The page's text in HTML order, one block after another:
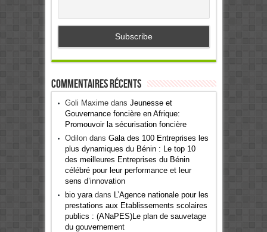
Commentaires récents
Goli Maximedans Jeunesse et
Gouvernance foncière en Afrique:
Promouvoir la sécurisation foncière
Odilondans Gala des 100 Entreprises les
plus dynamiques du Bénin : Le top 10
des meilleures Entreprises du Bénin
célébré pour leur performance et leur
sens d’innovation
bio yaradans
L’Agence nationale pour les
prestations aux Etablissements scolaires
publics : (ANaPES)Le plan de sauvetage
du gouvernement